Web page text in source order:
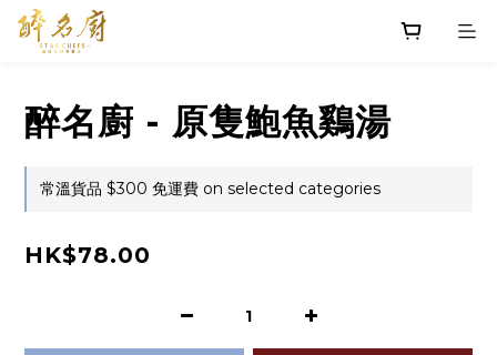
醉名廚 - 原隻鮑魚鷄湯
常溫貨品 $300 免運費 on selected categories
HK$78.00